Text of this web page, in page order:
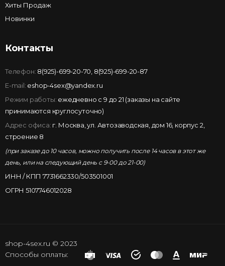
Хиты Продаж
Новинки
Контакты
Телефон: 8(925)-699-20-70 8(925)-699-20-87
E-mail: eshop-4sex@yandex.ru
Режим работы: ежедневно с 9 до 21 (заказы на сайте
принимаются круглосуточно)
Адрес офиса: г. Москва, ул. Автозаводская, дом 16, корпус 2,
строение 8
(при заказе до 10 часов, можно получить после 14 часов в этот же
день, или на следующий день с 9-00 до 21-00)
ИНН / КПП 7731662330/503501001
ОГРН 5107746012028
shop-4sex.ru © 2023
Способы оплаты: